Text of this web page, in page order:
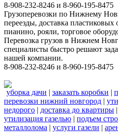
8-908-232-8246 и 8-960-195-8475
Грузоперевозки по Нижнему
переезды, доставка
пианино, рояли, торговое
Перевозка грузов в Нижнем
специалисты быстро решают
нашей компании.
8-908-232-8246 и 8-960-195-8475
уборка дачи | заказать коробки |
перевозки нижний новгород |
недорого | доставка до квартиры |
утилизация газелью | подъем
металлолома | услуги газели |